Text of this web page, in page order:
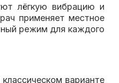
лёгкую вибрацию и
применяет местное
режим для каждого
варианте